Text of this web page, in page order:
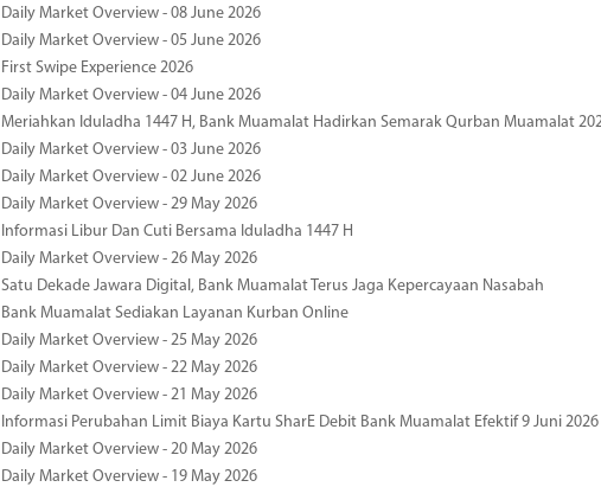
Daily Market Overview - 08 June 2026
Daily Market Overview - 05 June 2026
First Swipe Experience 2026
Daily Market Overview - 04 June 2026
Meriahkan Iduladha 1447 H, Bank Muamalat Hadirkan Semarak Qurban Muamalat
Daily Market Overview - 03 June 2026
Daily Market Overview - 02 June 2026
Daily Market Overview - 29 May 2026
Informasi Libur Dan Cuti Bersama Iduladha 1447 H
Daily Market Overview - 26 May 2026
Satu Dekade Jawara Digital, Bank Muamalat Terus Jaga Kepercayaan Nasabah
Bank Muamalat Sediakan Layanan Kurban Online
Daily Market Overview - 25 May 2026
Daily Market Overview - 22 May 2026
Daily Market Overview - 21 May 2026
Informasi Perubahan Limit Biaya Kartu SharE Debit Bank Muamalat Efektif 9 Juni 2026
Daily Market Overview - 20 May 2026
Daily Market Overview - 19 May 2026